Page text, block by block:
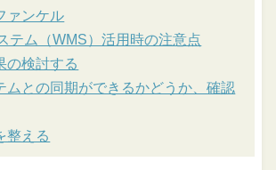
ァンケル
テム（WMS）活用時の注意点
の検討する
ムとの同期ができるかどうか、確認
整える